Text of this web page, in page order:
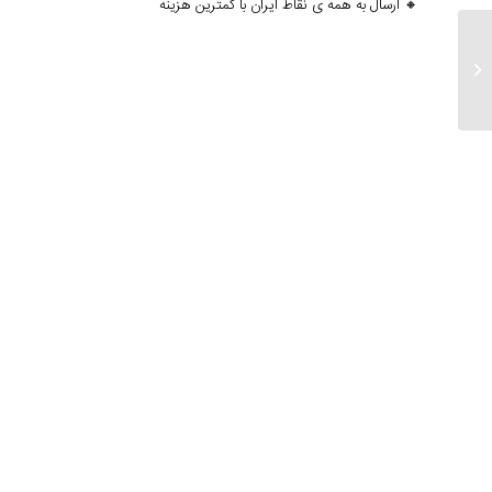
🔸 ارسال به همه ی نقاط ایران با کمترین هزینه